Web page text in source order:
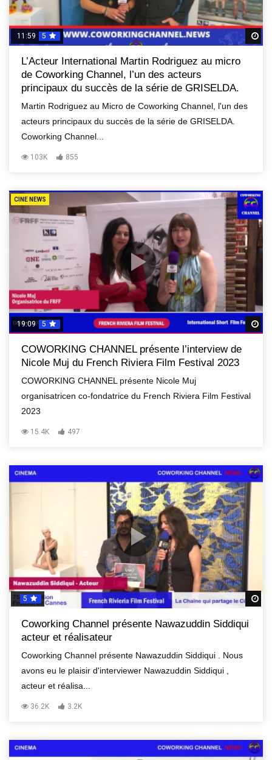
11:59 5
L’Acteur International Martin Rodriguez au micro
de Coworking Channel, l’un des acteurs
principaux du succès de la série de GRISELDA.
Martin Rodriguez au Micro de Coworking Channel, l'un des
acteurs principaux du succès de la série de GRISELDA.
Coworking Channel...
103K 855
CINE NEWS
19:09 5
COWORKING CHANNEL présente l’interview de
Nicole Muj du French Riviera Film Festival 2023
COWORKING CHANNEL présente Nicole Muj
organisatricen co-fondatrice du French Riviera Film Festival
2023
15.4K 497
5
Coworking Channel présente Nawazuddin Siddiqui
acteur et réalisateur
Coworking Channel présente Nawazuddin Siddiqui . Nous
avons eu le plaisir d'interviewer Nawazuddin Siddiqui ,
acteur et réalisa...
36.2K 3.2K